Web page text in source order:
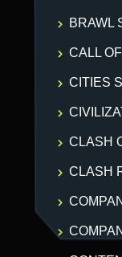
BRAWL
CALL
CITIES
CLASH
CLASH